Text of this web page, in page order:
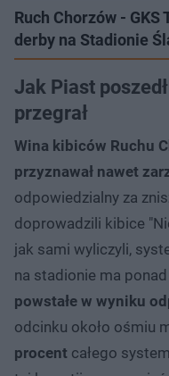
Ruch Chorzów -
derby na Stadionie
Jak Piast
przegrał
Wina kibiców Ruchu
przyznawał nawet
odpowiedzialny za
doprowadzili kibice
jak sami wyliczyli,
na stadionie ma
powstałe w wyniku
odcinku około ośmiu
procent całego